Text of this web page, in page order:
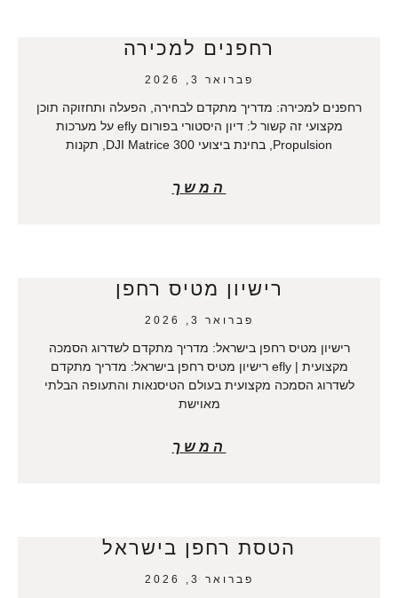
רחפנים למכירה
פברואר 3, 2026
רחפנים למכירה: מדריך מתקדם לבחירה, הפעלה ותחזוקה תוכן
מקצועי זה קשור ל: דיון היסטורי בפורום efly על מערכות
Propulsion, בחינת ביצועי DJI Matrice 300, תקנות
המשך
רישיון מטיס רחפן
פברואר 3, 2026
רישיון מטיס רחפן בישראל: מדריך מתקדם לשדרוג הסמכה
מקצועית | efly רישיון מטיס רחפן בישראל: מדריך מתקדם
לשדרוג הסמכה מקצועית בעולם הטיסנאות והתעופה הבלתי
מאוישת
המשך
הטסת רחפן בישראל
פברואר 3, 2026